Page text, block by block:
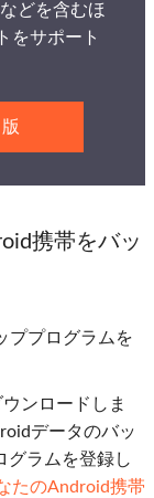
どを含むほ
をサポート
携帯をバッ
ププログラムを
ンロードしま
データのバッ
グラムを登録し
たのAndroid携帯